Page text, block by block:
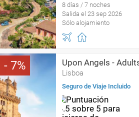
8 días / 7 noches
Salida el 23 sep 2026
Sólo alojamiento
7 Upon Angels -
Lisboa
Seguro de Viaje Incluido